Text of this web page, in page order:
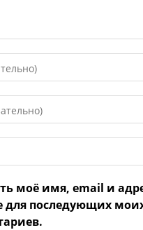
моё имя, email и
для последующих